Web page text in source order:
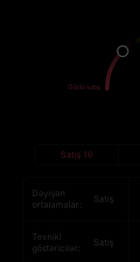
Güclü satış
Satış 16
Dəyişən
ortalamalar:
Satış
Texniki
göstəricilər:
Satış